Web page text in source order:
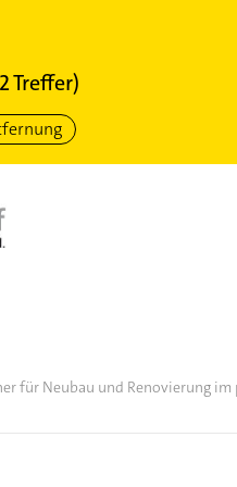
Treffer)
für Neubau und Renovierung